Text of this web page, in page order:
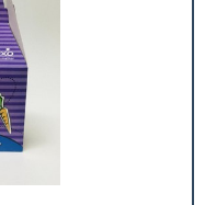
para as empresas é
dos clientes e são
das
personalizadas de
para seus
no seu